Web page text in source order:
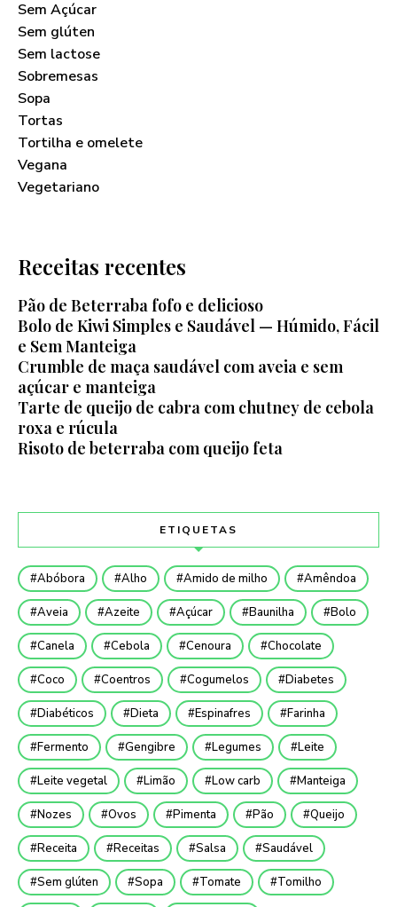
Sem Açúcar
Sem glúten
Sem lactose
Sobremesas
Sopa
Tortas
Tortilha e omelete
Vegana
Vegetariano
Receitas recentes
Pão de Beterraba fofo e delicioso
Bolo de Kiwi Simples e Saudável — Húmido, Fácil
e Sem Manteiga
Crumble de maça saudável com aveia e sem
açúcar e manteiga
Tarte de queijo de cabra com chutney de cebola
roxa e rúcula
Risoto de beterraba com queijo feta
ETIQUETAS
Abóbora Alho Amido de milho Amêndoa
Aveia Azeite Açúcar Baunilha Bolo
Canela Cebola Cenoura Chocolate
Coco Coentros Cogumelos Diabetes
Diabéticos Dieta Espinafres Farinha
Fermento Gengibre Legumes Leite
Leite vegetal Limão Low carb Manteiga
Nozes Ovos Pimenta Pão Queijo
Receita Receitas Salsa Saudável
Sem glúten Sopa Tomate Tomilho